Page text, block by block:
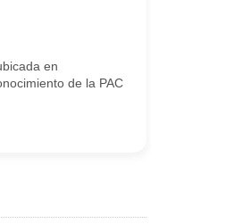
en
de la PAC